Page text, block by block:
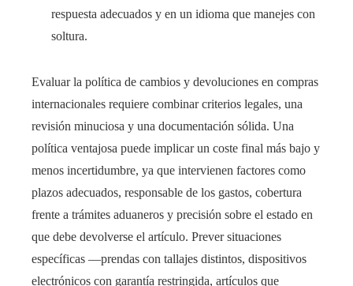
respuesta adecuados y en un idioma que manejes con
soltura.
Evaluar la política de cambios y devoluciones en compras
internacionales requiere combinar criterios legales, una
revisión minuciosa y una documentación sólida. Una
política ventajosa puede implicar un coste final más bajo y
menos incertidumbre, ya que intervienen factores como
plazos adecuados, responsable de los gastos, cobertura
frente a trámites aduaneros y precisión sobre el estado en
que debe devolverse el artículo. Prever situaciones
específicas —prendas con tallajes distintos, dispositivos
electrónicos con garantía restringida, artículos que